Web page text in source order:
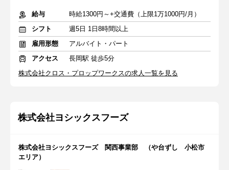
給与
時給1300円～+交通費（上限1万1000円/月）
シフト
週5日 1日8時間以上
雇用形態
アルバイト・パート
アクセス
長岡駅 徒歩5分
株式会社クロス・プロップワークスの求人一覧を見る
株式会社ヨシックスフーズ
株式会社ヨシックスフーズ 関西事業部 （や台ずし 小松市
エリア）